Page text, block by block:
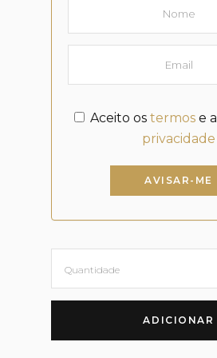
Aceito os termose a
privacidade
AVISAR-ME
Camisola
Malha
s/Gola
Quantidade
ADICIONAR